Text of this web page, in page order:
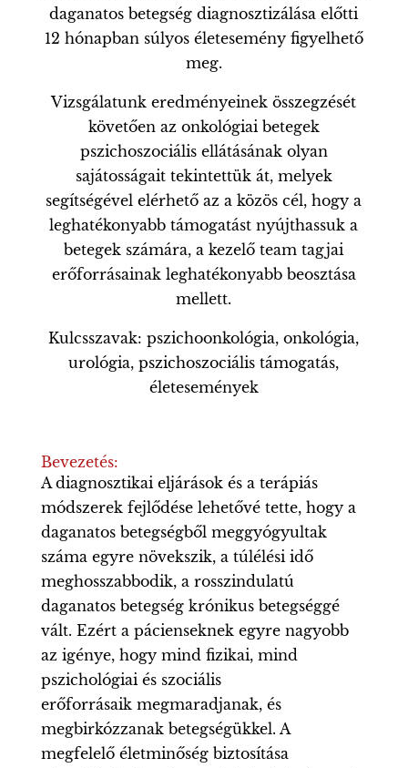
daganatos betegség diagnosztizálása előtti
12 hónapban súlyos életesemény figyelhető
meg.
Vizsgálatunk eredményeinek összegzését
követően az onkológiai betegek
pszichoszociális ellátásának olyan
sajátosságait tekintettük át, melyek
segítségével elérhető az a közös cél, hogy a
leghatékonyabb támogatást nyújthassuk a
betegek számára, a kezelő team tagjai
erőforrásainak leghatékonyabb beosztása
mellett.
Kulcsszavak: pszichoonkológia, onkológia,
urológia, pszichoszociális támogatás,
életesemények
Bevezetés:
A diagnosztikai eljárások és a terápiás
módszerek fejlődése lehetővé tette, hogy a
daganatos betegségből meggyógyultak
száma egyre növekszik, a túlélési idő
meghosszabbodik, a rosszindulatú
daganatos betegség krónikus betegséggé
vált. Ezért a pácienseknek egyre nagyobb
az igénye, hogy mind fizikai, mind
pszichológiai és szociális
erőforrásaik megmaradjanak, és
megbirkózzanak betegségükkel. A
megfelelő életminőség biztosítása